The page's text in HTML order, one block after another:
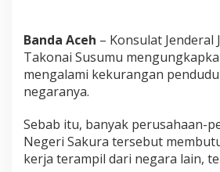
r
a
m
p
d
a
r
i
Banda Aceh – Konsulat Jenderal
Takonai Susumu
mengalami kekurangan
negaranya.
Sebab itu, banyak perusahaan-
Negeri Sakura tersebut
kerja terampil dari negara lain,